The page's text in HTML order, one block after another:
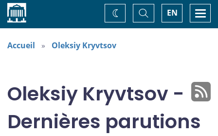
Accueil EN
Basculer
la
recherche
Changez
de
Accueil Oleksiy Kryvtsov
Oleksiy Kryvtsov -
Dernières parutions